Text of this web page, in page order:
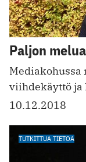
Paljon
viihdekäyttö ja
10.12.2018
TUTKITTUA TIETOA